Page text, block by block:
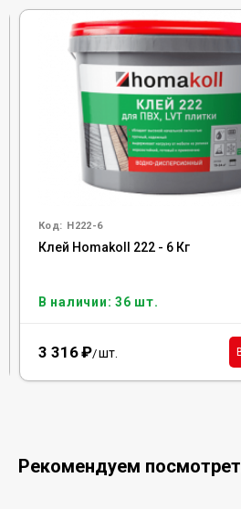
Код: H222-6
Клей Homakoll 222 - 6 Кг
В наличии: 36 шт.
3 316₽/шт.
Рекомендуем